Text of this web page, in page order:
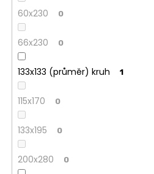
60x230 0
66x230 0
133x133 (průměr) kruh 1
115x170 0
133x195 0
200x280 0